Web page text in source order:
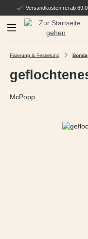
Zum Hauptinhalt springen
Versandkostenfrei ab
Fixierung & Fesselung
McPopp
Bildergalerie